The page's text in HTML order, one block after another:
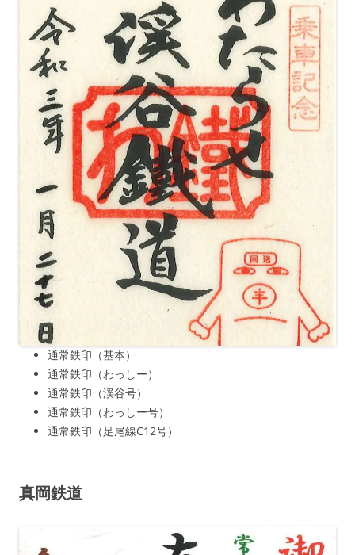
通常鉄印（基本）
通常鉄印（わっしー）
通常鉄印（渓谷号）
通常鉄印（わっしー号）
通常鉄印（足尾線C12号）
真岡鉄道